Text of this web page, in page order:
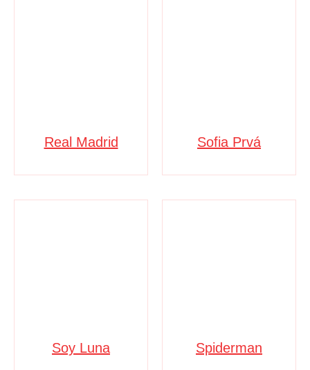
Real Madrid Sofia Prvá
Soy Luna Spiderman